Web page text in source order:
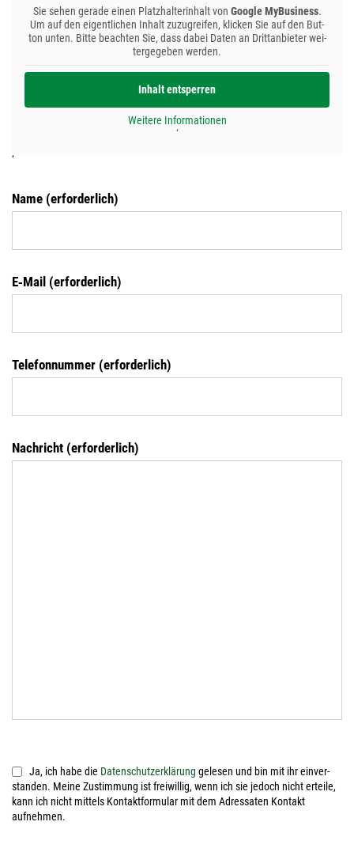
Sie sehen gera­de einen Platz­hal­ter­in­halt von Goog­le MyBusi­ness.
Um auf den eigent­li­chen Inhalt zuzu­grei­fen, kli­cken Sie auf den But­
ton unten. Bit­te beach­ten Sie, dass dabei Daten an Dritt­an­bie­ter wei­
ter­ge­ge­ben werden.
Inhalt ent­sper­ren
Wei­te­re Infor­ma­tio­nen
‘
‘
Name (erfor­der­lich)
E‑Mail (erfor­der­lich)
Tele­fon­num­mer (erfor­der­lich)
Nach­richt (erfor­der­lich)
Ja, ich habe die Daten­schutz­er­klä­rung gele­sen und bin mit ihr ein­ver­
stan­den. Mei­ne Zustim­mung ist frei­wil­lig, wenn ich sie jedoch nicht ertei­le,
kann ich nicht mit­tels Kon­takt­for­mu­lar mit dem Adres­sa­ten Kon­takt
aufnehmen.